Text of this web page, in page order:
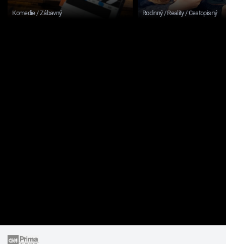
Komedie / Zábavný Rodinný / Reality / Cestopisný